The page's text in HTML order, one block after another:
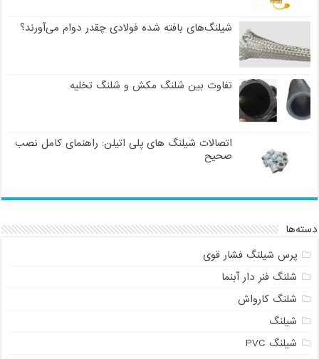
شیلنگ‌های بافته شده فولادی چقدر دوام می‌آورند؟
تفاوت بین شلنگ مکش و شلنگ تخلیه
اتصالات شیلنگ های پلی اتیلن: راهنمای کامل نصب
صحیح
دسته‌ها
پرس شیلنگ فشار قوی
شلنگ فنر دار آبنما
شلنگ کارواش
شیلنگ
شیلنگ PVC